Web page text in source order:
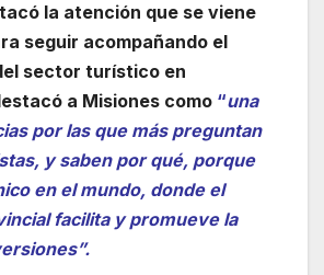
la atención que se viene
seguir acompañando el
sector turístico en
a Misiones como “una
por las que más preguntan
y saben por qué, porque
en el mundo, donde el
facilita y promueve la